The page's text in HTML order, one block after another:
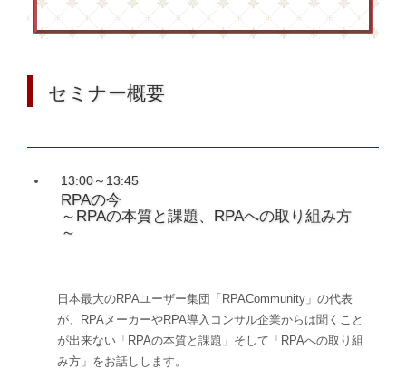
セミナー概要
13:00～13:45
RPAの今
～RPAの本質と課題、RPAへの取り組み方
～
日本最大のRPAユーザー集団「RPACommunity」の代表
が、RPAメーカーやRPA導入コンサル企業からは聞くこと
が出来ない「RPAの本質と課題」そして「RPAへの取り組
み方」をお話しします。